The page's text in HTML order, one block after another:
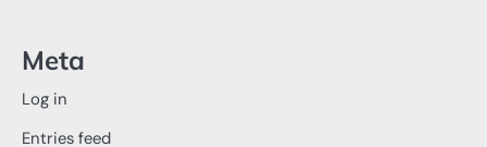
Meta
Log in
Entries feed